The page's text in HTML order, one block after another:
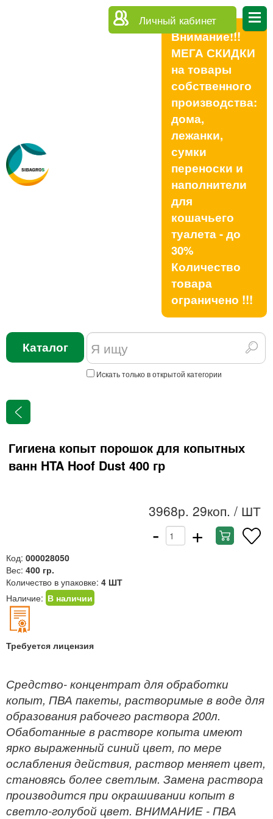
Личный кабинет
Внимание!!!
МЕГА СКИДКИ
на товары
собственного
производства:
дома,
лежанки,
сумки
переноски и
наполнители
для
кошачьего
туалета - до
30%
Количество
товара
ограничено !!!
Каталог
Искать только в открытой категории
Гигиена копыт порошок для копытных
ванн HTA Hoof Dust 400 гр
3968р. 29коп. / ШТ
- +
Код: 000028050
Вес: 400 гр.
Количество в упаковке: 4 ШТ
Наличие: В наличии
Требуется лицензия
Средство- концентрат для обработки
копыт, ПВА пакеты, растворимые в воде для
образования рабочего раствора 200л.
Обаботанные в растворе копыта имеют
ярко выраженный синий цвет, по мере
ослабления действия, раствор меняет цвет,
становясь более светлым. Замена раствора
производится при окрашивании копыт в
светло-голубой цвет. ВНИМАНИЕ - ПВА